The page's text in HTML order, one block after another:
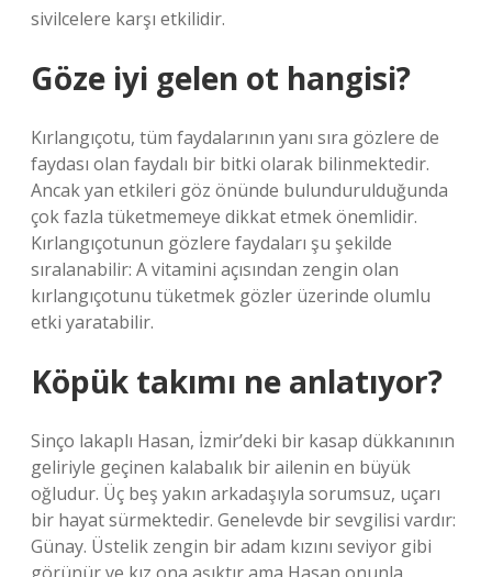
sivilcelere karşı etkilidir.
Göze iyi gelen ot hangisi?
Kırlangıçotu, tüm faydalarının yanı sıra gözlere de
faydası olan faydalı bir bitki olarak bilinmektedir.
Ancak yan etkileri göz önünde bulundurulduğunda
çok fazla tüketmemeye dikkat etmek önemlidir.
Kırlangıçotunun gözlere faydaları şu şekilde
sıralanabilir: A vitamini açısından zengin olan
kırlangıçotunu tüketmek gözler üzerinde olumlu
etki yaratabilir.
Köpük takımı ne anlatıyor?
Sinço lakaplı Hasan, İzmir’deki bir kasap dükkanının
geliriyle geçinen kalabalık bir ailenin en büyük
oğludur. Üç beş yakın arkadaşıyla sorumsuz, uçarı
bir hayat sürmektedir. Genelevde bir sevgilisi vardır:
Günay. Üstelik zengin bir adam kızını seviyor gibi